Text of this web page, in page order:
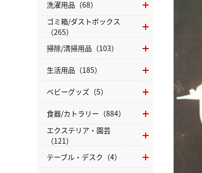
洗濯用品（68）
ゴミ箱/ダストボックス
（265）
掃除/清掃用品（103）
生活用品（185）
ベビーグッズ（5）
食器/カトラリー（884）
エクステリア・園芸
（121）
テーブル・デスク（4）